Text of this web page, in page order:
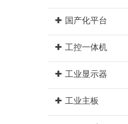
国产化平台
工控一体机
工业显示器
工业主板